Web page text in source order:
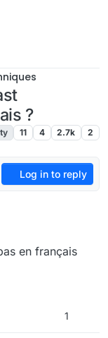
?
11 4 2.7k 2
Log in to reply
PM
en français
1